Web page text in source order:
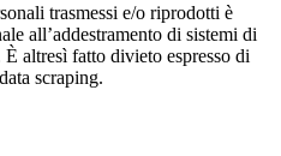
trasmessi e/o riprodotti è
all’addestramento di sistemi di
altresì fatto divieto espresso di
scraping.